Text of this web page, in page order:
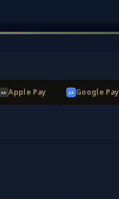
AP Apple Pay GP Google Pay